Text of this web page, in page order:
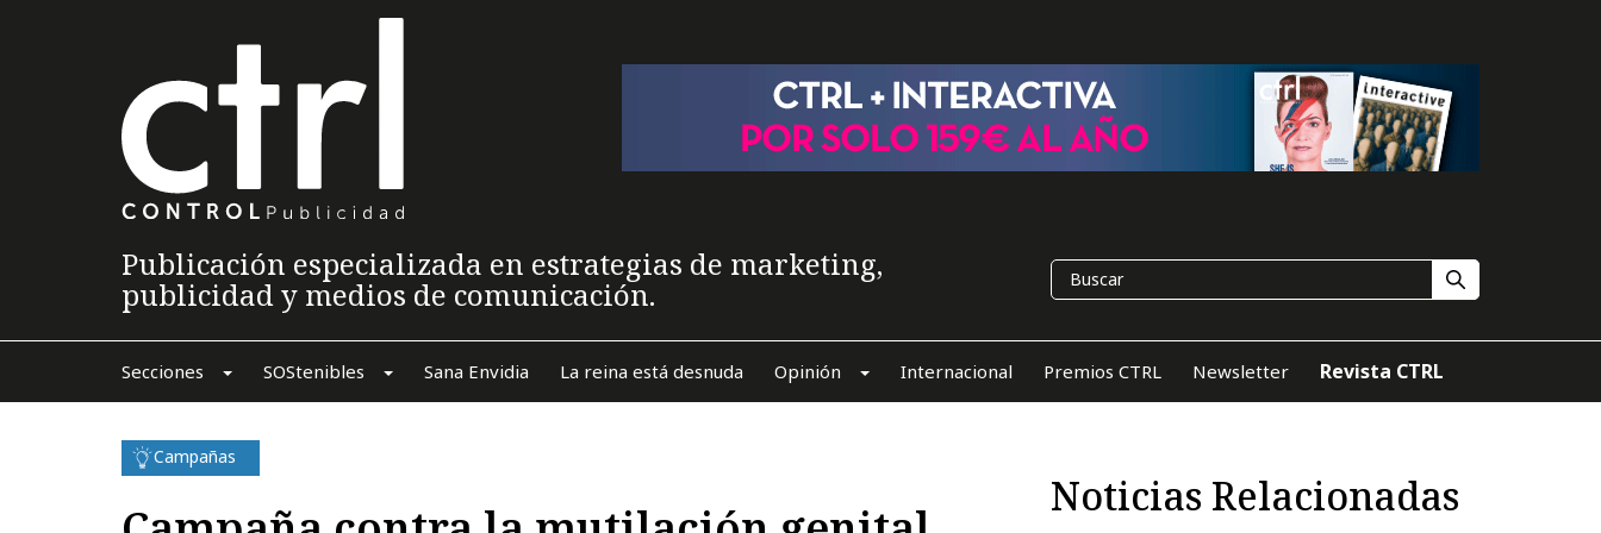
Publicación especializada en estrategias de marketing,
publicidad y medios de comunicación.
Secciones SOStenibles Sana Envidia La reina está desnuda Opinión Internacional Premios CTRL Newsletter Revista CTRL
Campañas
Noticias Relacionadas